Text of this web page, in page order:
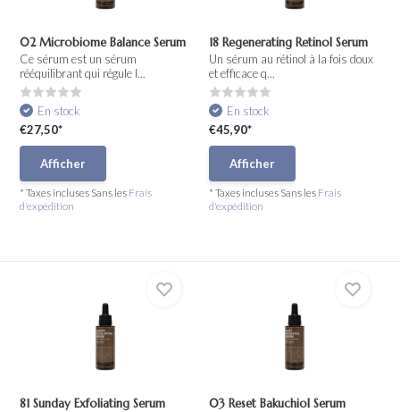
02 Microbiome Balance Serum
Ce sérum est un sérum
rééquilibrant qui régule l...
En stock
€27,50*
Afficher
* Taxes incluses Sans les Frais
d'expédition
18 Regenerating Retinol Serum
Un sérum au rétinol à la fois doux
et efficace q...
En stock
€45,90*
Afficher
* Taxes incluses Sans les Frais
d'expédition
81 Sunday Exfoliating Serum 03 Reset Bakuchiol Serum